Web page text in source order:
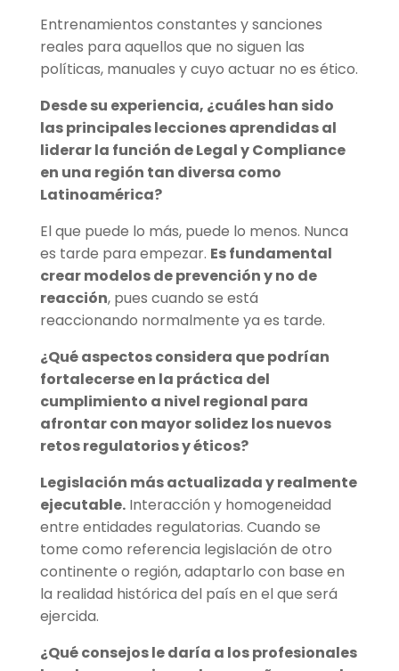
Entrenamientos constantes y sanciones
reales para aquellos que no siguen las
políticas, manuales y cuyo actuar no es ético.
Desde su experiencia, ¿cuáles han sido
las principales lecciones aprendidas al
liderar la función de Legal y Compliance
en una región tan diversa como
Latinoamérica?
El que puede lo más, puede lo menos. Nunca
es tarde para empezar. Es fundamental
crear modelos de prevención y no de
reacción, pues cuando se está
reaccionando normalmente ya es tarde.
¿Qué aspectos considera que podrían
fortalecerse en la práctica del
cumplimiento a nivel regional para
afrontar con mayor solidez los nuevos
retos regulatorios y éticos?
Legislación más actualizada y realmente
ejecutable.Interacción y homogeneidad
entre entidades regulatorias. Cuando se
tome como referencia legislación de otro
continente o región, adaptarlo con base en
la realidad histórica del país en el que será
ejercida.
¿Qué consejos le daría a los profesionales